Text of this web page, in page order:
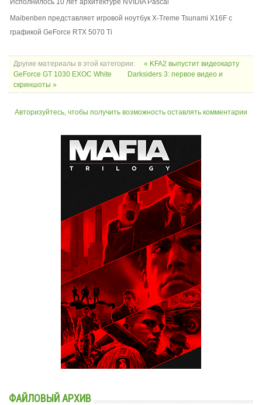
Исполнилось 10 лет архитектуре NVIDIA Pascal
Maibenben представляет игровой ноутбук X-Treme Tsunami X16F с
графикой GeForce RTX 5070 Ti
Другие материалы в этой категории:
« KFA2 выпустит видеокарту
GeForce GT 1030 EXOC White
Darksiders 3: первое видео и
скриншоты »
Авторизуйтесь, чтобы получить возможность оставлять комментарии
ФАЙЛОВЫЙ АРХИВ